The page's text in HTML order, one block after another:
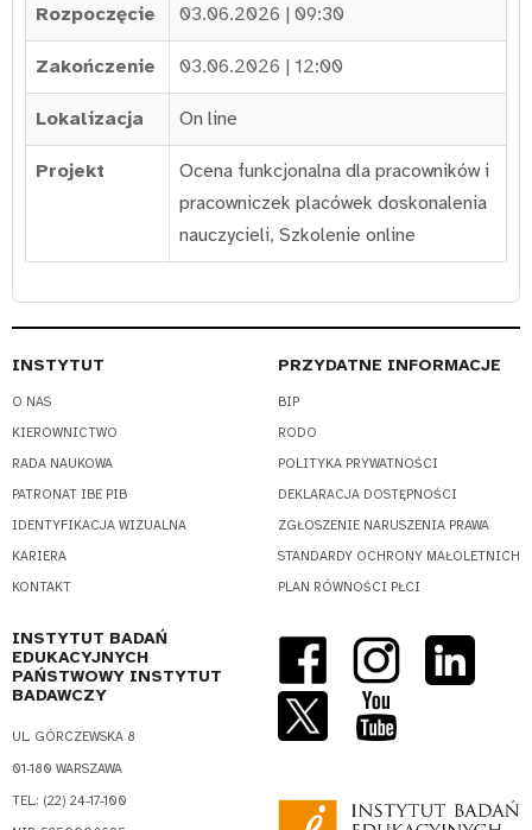
Rozpoczęcie 03.06.2026 | 09:30
Zakończenie 03.06.2026 | 12:00
Lokalizacja On line
Projekt
Ocena funkcjonalna dla pracowników i
pracowniczek placówek doskonalenia
nauczycieli, Szkolenie online
INSTYTUT
O NAS
KIEROWNICTWO
RADA NAUKOWA
PATRONAT IBE PIB
IDENTYFIKACJA WIZUALNA
KARIERA
KONTAKT
PRZYDATNE INFORMACJE
BIP
RODO
POLITYKA PRYWATNOŚCI
DEKLARACJA DOSTĘPNOŚCI
ZGŁOSZENIE NARUSZENIA PRAWA
STANDARDY OCHRONY MAŁOLETNICH
PLAN RÓWNOŚCI PŁCI
INSTYTUT BADAŃ
EDUKACYJNYCH
PAŃSTWOWY INSTYTUT
BADAWCZY
UL. GÓRCZEWSKA 8
01-180 WARSZAWA
TEL.: (22) 24-17-100